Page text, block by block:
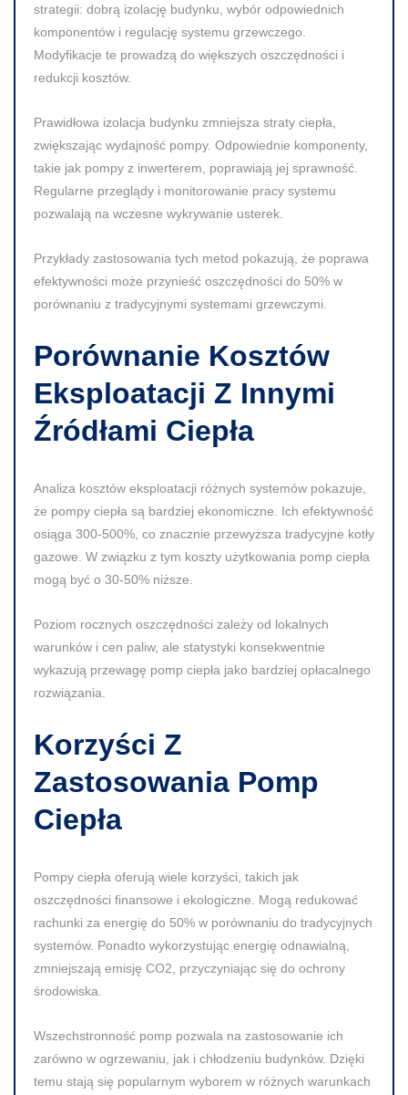
strategii: dobrą izolację budynku, wybór odpowiednich
komponentów i regulację systemu grzewczego.
Modyfikacje te prowadzą do większych oszczędności i
redukcji kosztów.
Prawidłowa izolacja budynku zmniejsza straty ciepła,
zwiększając wydajność pompy. Odpowiednie komponenty,
takie jak pompy z inwerterem, poprawiają jej sprawność.
Regularne przeglądy i monitorowanie pracy systemu
pozwalają na wczesne wykrywanie usterek.
Przykłady zastosowania tych metod pokazują, że poprawa
efektywności może przynieść oszczędności do 50% w
porównaniu z tradycyjnymi systemami grzewczymi.
Porównanie Kosztów
Eksploatacji Z Innymi
Źródłami Ciepła
Analiza kosztów eksploatacji różnych systemów pokazuje,
że pompy ciepła są bardziej ekonomiczne. Ich efektywność
osiąga 300-500% , co znacznie przewyższa tradycyjne kotły
gazowe. W związku z tym koszty użytkowania pomp ciepła
mogą być o 30-50% niższe.
Poziom rocznych oszczędności zależy od lokalnych
warunków i cen paliw, ale statystyki konsekwentnie
wykazują przewagę pomp ciepła jako bardziej opłacalnego
rozwiązania.
Korzyści Z
Zastosowania Pomp
Ciepła
Pompy ciepła oferują wiele korzyści, takich jak
oszczędności finansowe i ekologiczne. Mogą redukować
rachunki za energię do 50% w porównaniu do tradycyjnych
systemów. Ponadto wykorzystując energię odnawialną,
zmniejszają emisję CO2 , przyczyniając się do ochrony
środowiska.
Wszechstronność pomp pozwala na zastosowanie ich
zarówno w ogrzewaniu, jak i chłodzeniu budynków. Dzięki
temu stają się popularnym wyborem w różnych warunkach